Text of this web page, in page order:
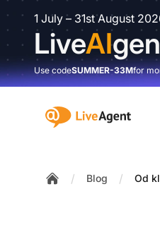
1 July – 31st August
LiveAI
Use codeSUMMER-33Mfor
:site.title
/ Blog / Od